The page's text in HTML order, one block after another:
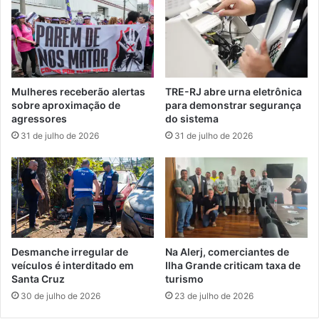
d
a
l
h
a
i
r
d
e
n
t
e
s
n
a
A
l
e
d
e
I
t
a
u
a
r
o
m
o
v
e
e
v
e
n
Mulheres receberão alertas
sobre aproximação de
agressores
31 de julho de 2026
TRE-RJ abre urna eletrônica
para demonstrar segurança
do sistema
31 de julho de 2026
Desmanche irregular de
veículos é interditado em
Santa Cruz
30 de julho de 2026
Na Alerj, comerciantes de
Ilha Grande criticam taxa de
turismo
23 de julho de 2026